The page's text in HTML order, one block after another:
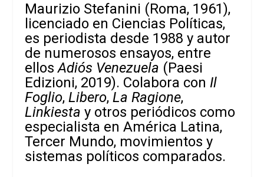
Maurizio Stefanini (Roma, 1961),
licenciado en Ciencias Políticas,
es periodista desde 1988 y autor
de numerosos ensayos, entre
ellosAdiós Venezuela (Paesi
Edizioni, 2019). Colabora con Il
Foglio,Libero,La Ragione,
Linkiesta y otros periódicos como
especialista en América Latina,
Tercer Mundo, movimientos y
sistemas políticos comparados.